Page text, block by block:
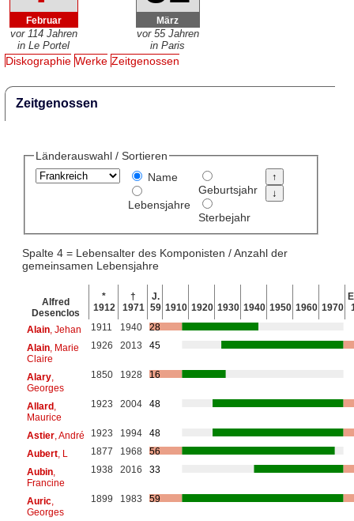
Februar
vor 114 Jahren
in Le Portel
März
vor 55 Jahren
in Paris
Diskographie Werke Zeitgenossen
Zeitgenossen
Länderauswahl / Sortieren
Name
Lebensjahre
Geburtsjahr
Sterbejahr
Spalte 4 = Lebensalter des Komponisten / Anzahl der
gemeinsamen Lebensjahre
Alfred
Desenclos
*
1912
†
1971
J.
59 1910 1920 1930 1940 1950 1960 1970
Alain, Jehan 1911 1940
28
Alain, Marie
Claire
1926 2013 45
Alary,
Georges
1850 1928 16
Allard,
Maurice
1923 2004 48
Astier, André 1923 1994
48
Aubert, L 1877 1968
56
Aubin,
Francine
1938 2016 33
Auric,
Georges
1899 1983 59